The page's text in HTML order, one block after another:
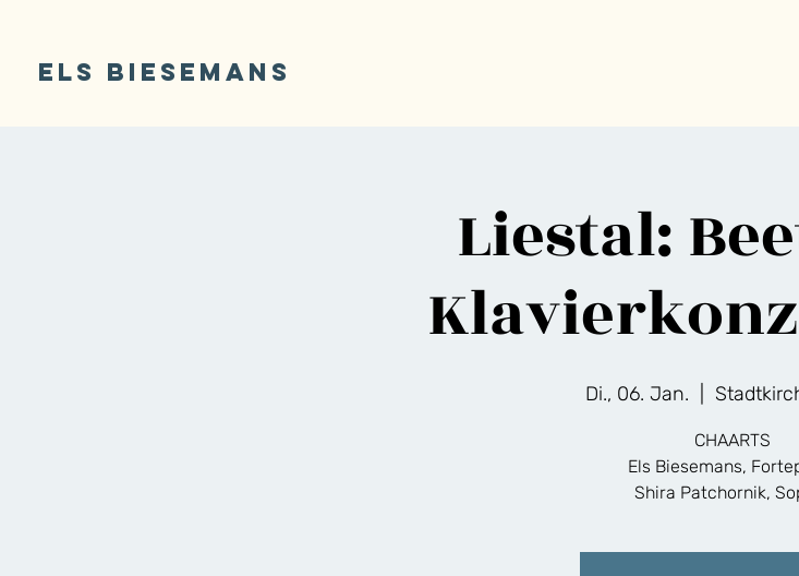
ELS BIESEMANS
Liestal:
Di., 06. Jan.
CHAARTS
Els Biesemans,
Shira Patchornik,